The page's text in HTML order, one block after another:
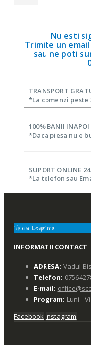
Nu esti
Trimite un
sau ne poti
TRANSPORT
*La comenzi peste
100% BANII INAPOI
*Daca piesa nu e
SUPORT ONLINE
*La telefon sau
Tinem Legatura
INFORMATII CONTACT
ADRESA: Vadul
Telefon:
E-mail:
Program: Luni -
Facebook Instagram